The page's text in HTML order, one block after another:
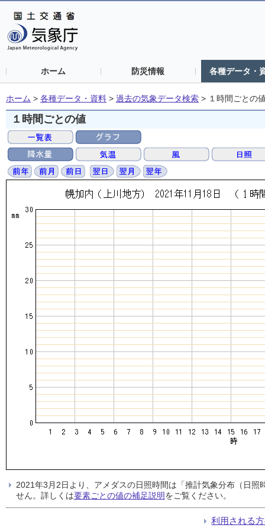
ホーム 防災情報 各種データ・
ホーム > 各種データ・資料 > 過去の気象データ検索 > １時間ごとの
１時間ごとの値
2021年3月2日より、アメダスの日照時間は「推計気象分布（日
せん。詳しくは要素ごとの値の補足説明をご覧ください。
利用される